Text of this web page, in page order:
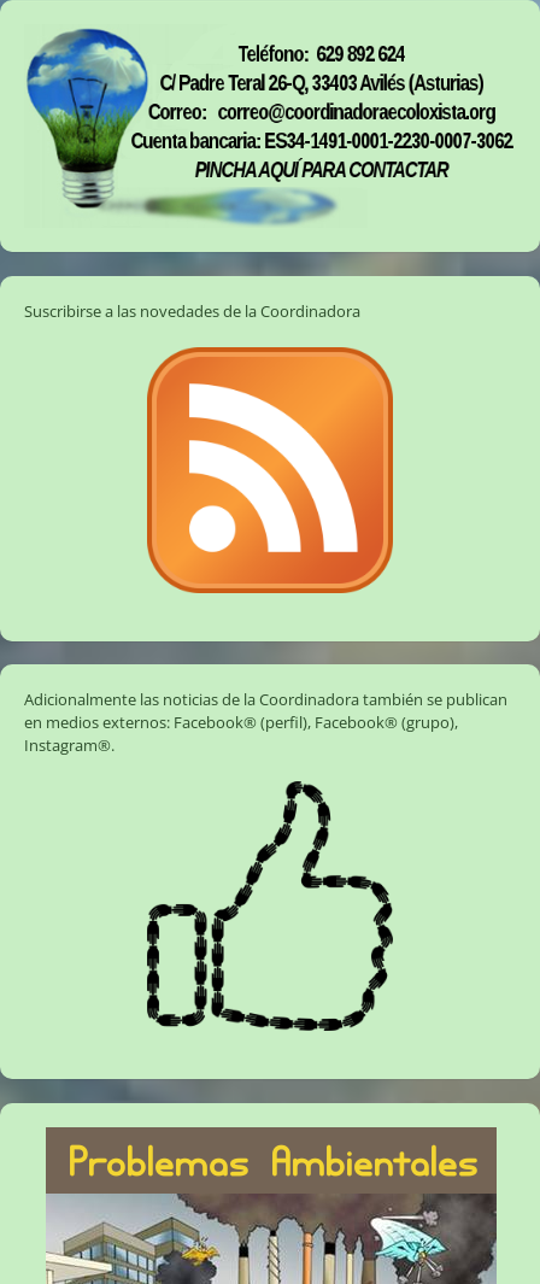
Suscribirse a las novedades de la Coordinadora
Adicionalmente las noticias de la Coordinadora también se publican
en medios externos: Facebook® (perfil), Facebook® (grupo),
Instagram®.